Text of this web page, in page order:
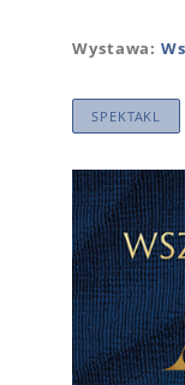
Wystawa:
SPEKTAKL